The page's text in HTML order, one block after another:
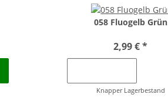
058 Fluogelb Grün
2,99 €*
Knapper Lagerbestand